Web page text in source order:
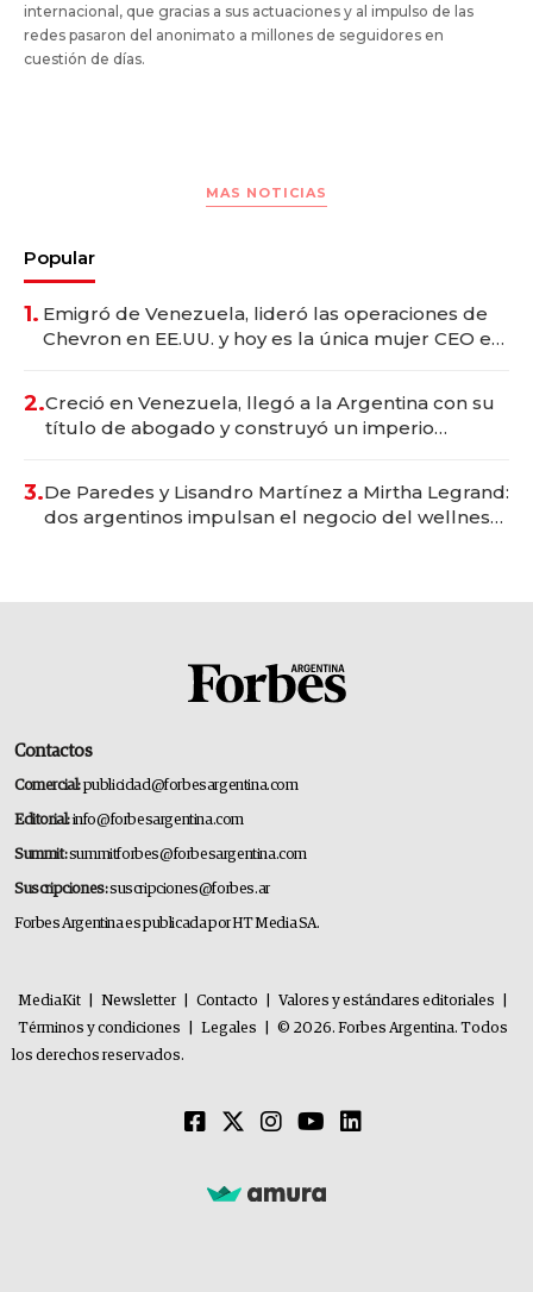
internacional, que gracias a sus actuaciones y al impulso de las
redes pasaron del anonimato a millones de seguidores en
cuestión de días.
MAS NOTICIAS
Popular
1. Emigró de Venezuela, lideró las operaciones de
Chevron en EE.UU. y hoy es la única mujer CEO en
2.Creció en Venezuela, llegó a la Argentina con su
título de abogado y construyó un imperio
3.De Paredes y Lisandro Martínez a Mirtha Legrand:
dos argentinos impulsan el negocio del wellness
Contactos
Comercial:publicidad@forbesargentina.com
Editorial:info@forbesargentina.com
Summit:summitforbes@forbesargentina.com
Suscripciones:suscripciones@forbes.ar
Forbes Argentina es publicada por HT Media SA.
MediaKit Newsletter Contacto Valores y estándares editoriales
Términos y condiciones
Legales
© 2026. Forbes Argentina. Todos
los derechos reservados.